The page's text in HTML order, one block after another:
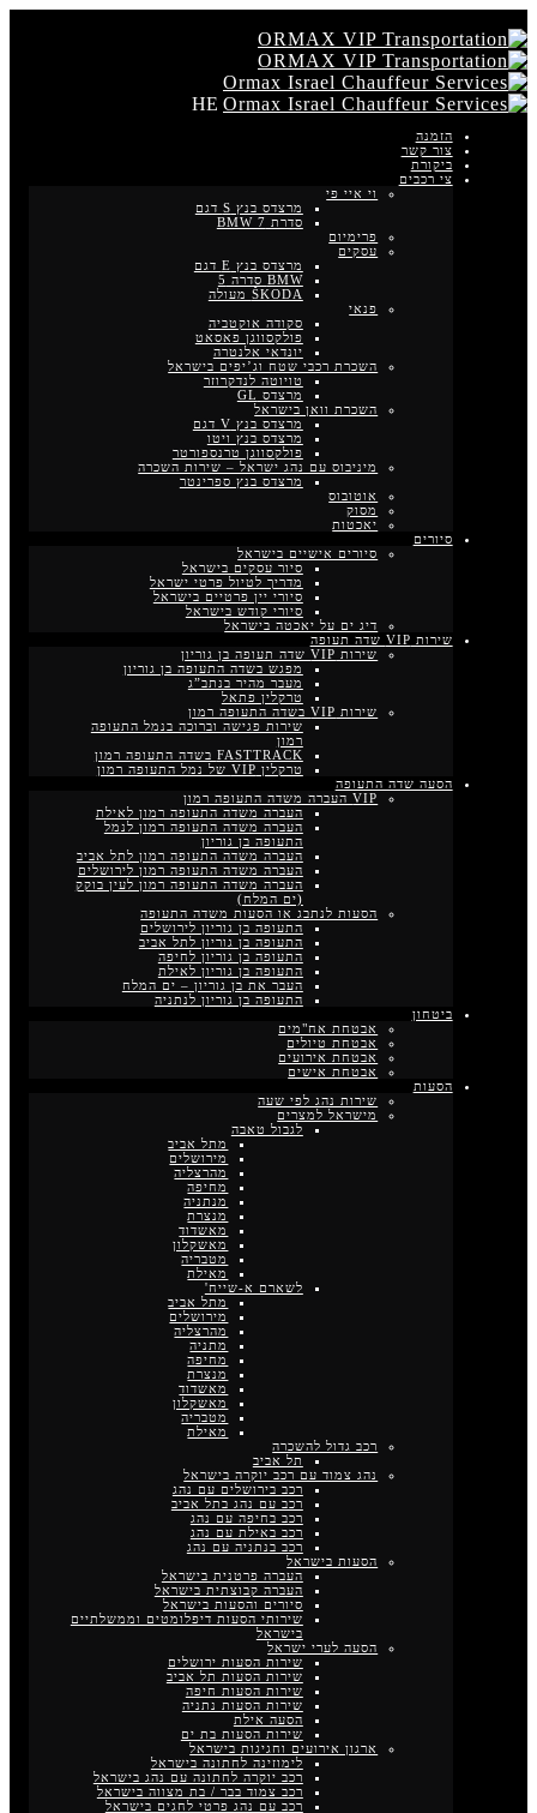
HE
הזמנה
צור קשר
ביקורת
צי רכבים
וי איי פי
מרצדס בנץ S דגם
סדרת BMW 7
פרימיום
עסקים
מרצדס בנץ E דגם
BMW סדרה 5
ŠKODA מעולה
פנאי
סקודה אוקטביה
פולקסווגן פאסאט
יונדאי אלנטרה
השכרת רכבי שטח וג’יפים בישראל
טויוטה לנדקרוזר
מרצדס GL
השכרת וואן בישראל
מרצדס בנץ V דגם
מרצדס בנץ ויטו
פולקסווגן טרנספורטר
מיניבוס עם נהג ישראל – שירות השכרה
מרצדס בנץ ספרינטר
אוטובוס
מסוק
יאכטות
סיורים
סיורים אישיים בישראל
סיור עסקים בישראל
מדריך לטיול פרטי ישראל
סיורי יין פרטיים בישראל
סיורי קודש בישראל
דיג ים על יאכטה בישראל
שירות VIP שדה תעופה
שירות VIP שדה תעופה בן גוריון
מפגש בשדה התעופה בן גוריון
מעבר מהיר בנתב”ג
טרקלין פתאל
שירות VIP בשדה התעופה רמון
שירות פגישה וברוכה בנמל התעופה
רמון
FASTTRACK בשדה התעופה רמון
טרקלין VIP של נמל התעופה רמון
הסעה שדה התעופה
VIP העברה משדה התעופה רמון
העברה משדה התעופה רמון לאילת
העברה משדה התעופה רמון לנמל
התעופה בן גוריון
העברה משדה התעופה רמון לתל אביב
העברה משדה התעופה רמון לירושלים
העברה משדה התעופה רמון לעין בוקק
(ים המלח)
הסעות לנתבג או הסעות משדה התעופה
התעופה בן גוריון לירושלים
התעופה בן גוריון לתל אביב
התעופה בן גוריון לחיפה
התעופה בן גוריון לאילת
העבר את בן גוריון – ים המלח
התעופה בן גוריון לנתניה
ביטחון
אבטחת אח"מים
אבטחת טיולים
אבטחת אירועים
אבטחת אישים
הסעות
שירות נהג לפי שעה
מישראל למצרים
לגבול טאבה
מתל אביב
מירושלים
מהרצליה
מחיפה
מנתניה
מנצרת
מאשדוד
מאשקלון
מטבריה
מאילת
לשארם א-שייח'
מתל אביב
מירושלים
מהרצליה
מתניה
מחיפה
מנצרת
מאשדוד
מאשקלון
מטבריה
מאילת
רכב גדול להשכרה
תל אביב
נהג צמוד עם רכב יוקרה בישראל
רכב בירושלים עם נהג
רכב עם נהג בתל אביב
רכב בחיפה עם נהג
רכב באילת עם נהג
רכב בנתניה עם נהג
הסעות בישראל
העברה פרטנית בישראל
העברה קבוצתית בישראל
סיורים והסעות בישראל
שירותי הסעות דיפלומטים וממשלתיים
בישראל
הסעה לערי ישראל
שירות הסעות ירושלים
שירות הסעות תל אביב
שירות הסעות חיפה
שירות הסעות נתניה
הסעה אילת
שירות הסעות בת ים
ארגון אירועים וחגיגות בישראל
לימוזינה לחתונה בישראל
רכב יוקרה לחתונה עם נהג בישראל
רכב צמוד בבר / בת מצווה בישראל
רכב עם נהג פרטי לחגים בישראל